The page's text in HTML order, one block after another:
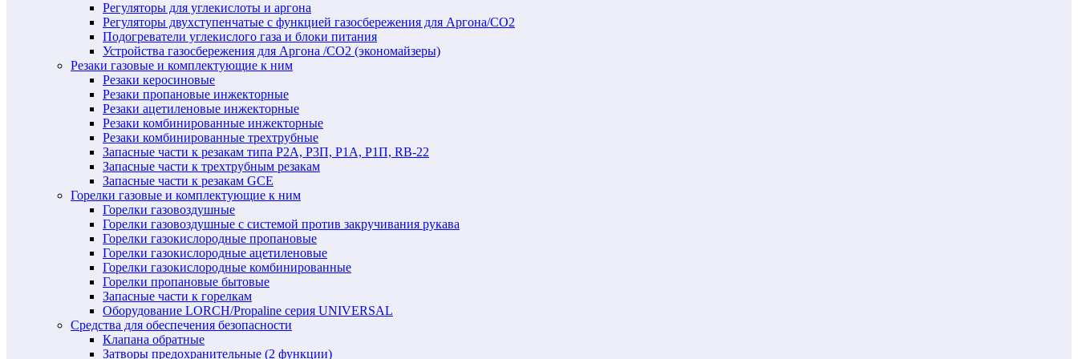
Регуляторы для углекислоты и аргона
Регуляторы двухступенчатые c функцией газосбережения для Аргона/СО2
Подогреватели углекислого газа и блоки питания
Устройства газосбережения для Аргона /СО2 (экономайзеры)
Резаки газовые и комплектующие к ним
Резаки керосиновые
Резаки пропановые инжекторные
Резаки ацетиленовые инжекторные
Резаки комбинированные инжекторные
Резаки комбинированные трехтрубные
Запасные части к резакам типа Р2А, Р3П, Р1А, Р1П, RB-22
Запасные части к трехтрубным резакам
Запасные части к резакам GCE
Горелки газовые и комплектующие к ним
Горелки газовоздушные
Горелки газовоздушные с системой против закручивания рукава
Горелки газокислородные пропановые
Горелки газокислородные ацетиленовые
Горелки газокислородные комбинированные
Горелки пропановые бытовые
Запасные части к горелкам
Оборудование LORCH/Propaline серия UNIVERSAL
Средства для обеспечения безопасности
Клапана обратные
Затворы предохранительные (2 функции)